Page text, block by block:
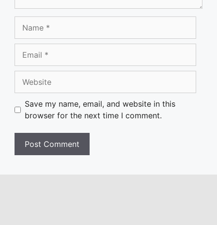
Save my name, email, and website in this
browser for the next time I comment.